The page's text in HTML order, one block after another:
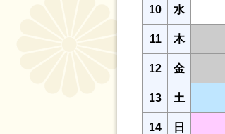
10 水
11 木
12 金
13 土
14 日